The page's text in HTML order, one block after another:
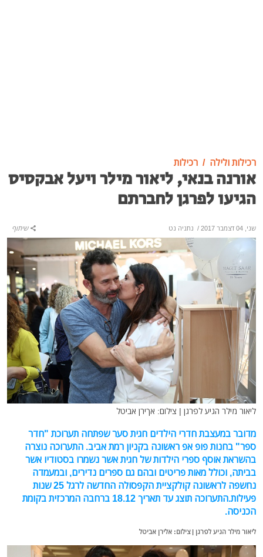
רכילות ולילה רכילות
אורנה בנאי, ליאור מילר ויעל אבקסיס
הגיעו לפרגן לחברתם
שני, 04 דצמבר 2017 / נתניה נט שיתוף
ליאור מילר הגיע לפרגן | צילום: אךירן אביטל
מדובר במעצבת חדרי הילדים חגית סער שפתחה תערוכת "חדר
ספר" בחנות פופ אפ ראשונה בקניון רמת אביב. התערוכה נוצרה
בהשראת אוסף ספרי הילדות של חגית אשר נשמרו בסטודיו אשר
בביתה, וכולל מאות פריטים ובהם גם ספרים נדירים, ובמעמדה
נחשפה לראשונה קולקציית הקפסולה החדשה לרגל 25 שנות
פעילות.התערוכה תוצג עד תאריך 18.12 ברחבה המרכזית בקומת
הכניסה.
ליאור מילר הגיע לפרגן | צילום: אלירן אביטל